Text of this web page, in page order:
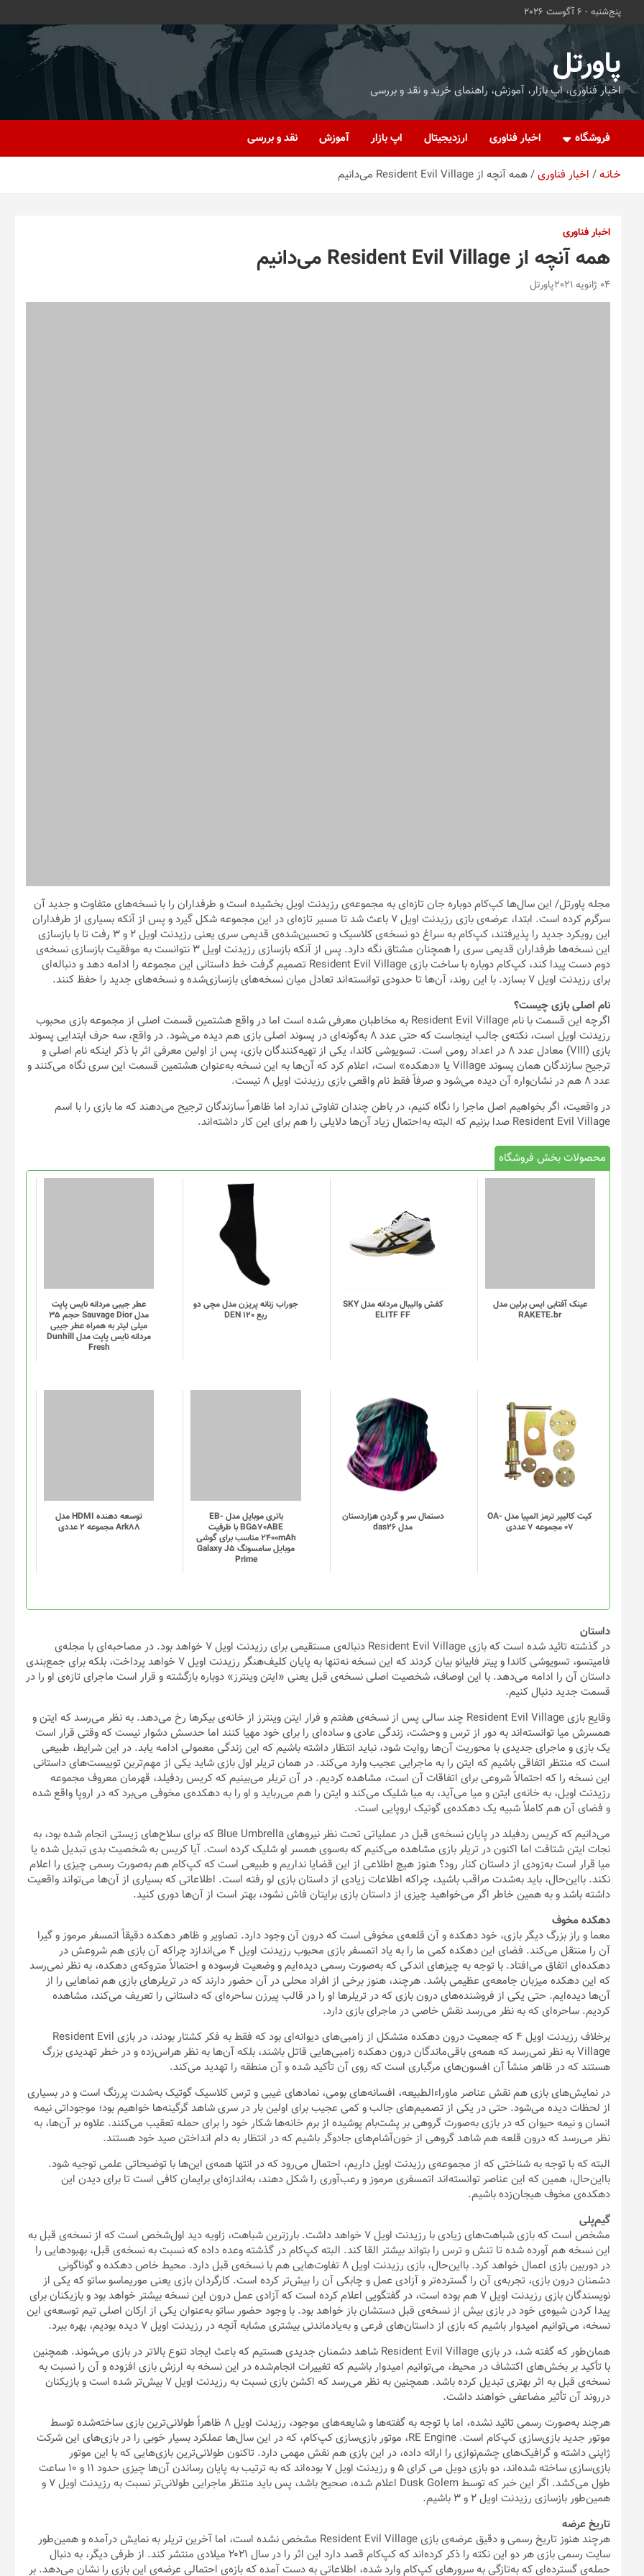
پنج‌شنبه - 6 آگوست 2026
پاورتل
اخبار فناوری، اپ بازار، آموزش، راهنمای خرید و نقد و بررسی
فروشگاه اخبار فناوری ارزدیجیتال اپ بازار آموزش نقد و بررسی
خـانـه اخبار فناوری همه آنچه از Resident Evil Village می‌دانیم
اخبار فناوری
همه آنچه از Resident Evil Village می‌دانیم
04 ژانویه 2021 پاورتل
Resident Evil Village صدا بزنیم که البته به‌احتمال زیاد آن‌ها دلایلی را هم برای این کار داشته‌اند.
محصولات بخش فروشگاه
عینک آفتابی ایس برلین مدل
RAKETE.br
کفش والیبال مردانه مدل SKY
ELITF FF
این
دارای
انواع
مختلفی
می
باشد.
گزینه
ها
ممکن
صفحه
جوراب زنانه پریزن مدل مچی دو
ربع DEN 120
این
دارای
انواع
مختلفی
می
باشد.
ها
ممکن
صفحه
محصول
انتخاب
شوند
میلی لیتر به همراه عطر جیبی
کیت کالیپر ترمز المپیا مدل OA-
دستمال سر و گردن هزاردستان
مدل das26
دارای
انواع
مختلفی
گزینه
ها
محصول
انتخاب
شوند
باتری موبایل مدل EB-
BG570ABE با ظرفیت
2400mAh مناسب برای گوشی
توسعه دهنده HDMI مدل
Ark88 مجموعه 2 عددی
داستان آن را ادامه می‌دهد. با این اوصاف، شخصیت اصلی نسخه‌ی قبل یعنی «ایتن وینترز» دوباره بازگشته و قرار است ماجرای تازه‌ی او را در
قسمت جدید دنبال کنیم.
وقایع بازی Resident Evil Village چند سالی پس از نسخه‌ی هفتم و فرار ایتن وینترز از خانه‌ی بیکرها رخ می‌دهد. به نظر می‌رسد که ایتن و
همسرش میا توانسته‌اند به دور از ترس و وحشت، زندگی عادی و ساده‌ای را برای خود مهیا کنند اما حدسش دشوار نیست که وقتی قرار است
یک بازی و ماجرای جدیدی با محوریت آن‌ها روایت شود، نباید انتظار داشته باشیم که این زندگی معمولی ادامه یابد. در این شرایط، طبیعی
است که منتظر اتفاقی باشیم که ایتن را به ماجرایی عجیب وارد می‌کند. در همان تریلر اول بازی شاید یکی از مهم‌ترین توییست‌های داستانی
این نسخه را که احتمالاً شروعی برای اتفاقات آن است، مشاهده کردیم. در آن تریلر می‌بینیم که کریس ردفیلد، قهرمان معروف مجموعه
نجات ایتن شتافت اما اکنون در تریلر بازی مشاهده می‌کنیم که به‌سوی همسر او شلیک کرده است. آیا کریس به شخصیت بدی تبدیل شده یا
میا قرار است به‌زودی از داستان کنار رود؟ هنوز هیچ اطلاعی از این قضایا نداریم و طبیعی است که کپ‌کام هم به‌صورت رسمی چیزی را اعلام
نکند. بااین‌حال، باید به‌شدت مراقب باشید، چراکه اطلاعات زیادی از داستان بازی لو رفته است. اطلاعاتی که بسیاری از آن‌ها می‌تواند واقعیت
داشته باشد و به همین خاطر اگر می‌خواهید چیزی از داستان بازی برایتان فاش نشود، بهتر است از آن‌ها دوری کنید.
معما و راز بزرگ دیگر بازی، خود دهکده و آن قلعه‌ی‌ مخوفی است که درون آن وجود دارد. تصاویر و ظاهر دهکده دقیقاً اتمسفر مرموز و گیرا
آن را منتقل می‌کند. فضای این دهکده کمی ما را به یاد اتمسفر بازی محبوب رزیدنت اویل ۴ می‌اندازد چراکه آن بازی هم شروعش در
دهکده‌ای اتفاق می‌افتاد. با توجه به چیزهای اندکی که به‌صورت رسمی دیده‌ایم و وضعیت فرسوده و احتمالاً متروکه‌ی دهکده، به‌ نظر نمی‌رسد
که این دهکده میزبان جامعه‌ی عظیمی باشد. هرچند، هنوز برخی از افراد محلی در آن حضور دارند که در تریلرهای بازی هم نماهایی را از
آن‌ها دیده‌ایم. حتی یکی از فروشنده‌های درون بازی که در تریلرها او را در قالب پیرزن ساحره‌ای که داستانی را تعریف می‌کند، مشاهده
کردیم. ساحره‌ای که به نظر می‌رسد نقش خاصی در ماجرای بازی دارد.
Village به نظر نمی‌رسد که همه‌ی باقی‌ماندگان درون دهکده زامبی‌هایی قاتل باشند، بلکه آن‌ها به نظر هراس‌زده و در خطر تهدیدی بزرگ
هستند که در ظاهر منشأ آن افسون‌های مرگباری است که روی آن تأکید شده و آن منطقه را تهدید می‌کند.
در نمایش‌های بازی هم نقش عناصر ماوراءالطبیعه، افسانه‌های بومی، نمادهای غیبی و ترس کلاسیک گوتیک به‌شدت پررنگ است و در بسیاری
از لحظات دیده می‌شود. حتی در یکی از تصمیم‌های جالب و کمی عجیب برای اولین بار در سری شاهد گرگینه‌ها خواهیم بود؛ موجوداتی نیمه
انسان و نیمه حیوان که در بازی به‌صورت گروهی بر پشت‌بام پوشیده از برم خانه‌ها شکار خود را برای حمله تعقیب می‌کنند. علاوه بر آن‌ها، به‌
نظر می‌رسد که درون قلعه هم شاهد گروهی از خون‌آشام‌های جادوگر باشیم که در انتظار به دام انداختن صید خود هستند.
البته که با توجه به شناختی که از مجموعه‌ی رزیدنت اویل داریم، احتمال می‌رود که در انتها ‌همه‌ی این‌ها با توضیحاتی علمی توجیه شود.
بااین‌حال، همین که این عناصر توانسته‌اند اتمسفری مرموز و رعب‌آوری را شکل دهند، به‌اندازه‌ای برایمان کافی است تا برای دیدن این
دهکده‌ی مخوف هیجان‌زده باشیم.
گیم‌پلی
این نسخه هم آورده شده تا تنش و ترس را بتواند بیشتر القا کند. البته کپ‌کام در گذشته وعده داده که نسبت به نسخه‌ی قبل، بهبودهایی را
در دوربین بازی اعمال خواهد کرد. بااین‌حال، بازی رزیدنت اویل ۸ تفاوت‌هایی هم با نسخه‌ی قبل دارد. محیط خاص دهکده و گوناگونی
دشمنان درون بازی، تجربه‌ی آن را گسترده‌تر و آزادی عمل و چابکی آن را بیش‌تر کرده است. کارگردان بازی یعنی موریماسو ساتو که یکی از
نویسندگان بازی رزیدنت اویل ۷ هم بوده است، در گفتگویی اعلام کرده است که آزادی عمل درون این نسخه بیشتر خواهد بود و بازیکنان برای
پیدا کردن شیوه‌ی خود در بازی بیش از نسخه‌ی قبل دستشان باز خواهد بود. با وجود حضور ساتو به‌عنوان یکی از ارکان اصلی تیم توسعه‌ی این
نسخه، می‌توانیم امیدوار باشیم که بازی از داستان‌های فرعی و به‌یادماندنی بیشتری مشابه آنچه در رزیدنت اویل ۷ دیده بودیم، بهره ببرد.
همان‌طور که گفته شد، در بازی Resident Evil Village شاهد دشمنان جدیدی هستیم که باعث ایجاد تنوع بالاتر در بازی می‌شوند. همچنین
نسخه‌ی قبل به اثر بهتری تبدیل کرده باشد. همچنین به نظر می‌رسد که اکشن بازی نسبت به رزیدنت اویل ۷ بیش‌تر شده است و بازیکنان
درروند آن تأثیر مضاعفی خواهند داشت.
ژاپنی داشته و گرافیک‌های چشم‌نوازی را ارائه داده، در این بازی هم نقش مهمی دارد. تاکنون طولانی‌ترین بازی‌هایی که با این موتور
بازی‌سازی ساخته‌ شده‌اند، دو بازی دویل می کرای ۵ و رزیدنت اویل ۷ بوده‌اند که به ترتیب به پایان رساندن آن‌ها چیزی حدود ۱۱ و ۱۰ ساعت
همین‌طور بازسازی رزیدنت اویل ۲ و ۳ باشیم.
تاریخ عرضه
هرچند هنوز تاریخ رسمی و دقیق عرضه‌ی بازی Resident Evil Village مشخص نشده است، اما آخرین تریلر به نمایش درآمده و همین‌طور
حمله‌ی گسترده‌ای که به‌تازگی به سرورهای کپ‌کام وارد شده، اطلاعاتی به دست آمده که بازه‌ی احتمالی عرضه‌ی این بازی را نشان می‌دهد. بر
اساس این اطلاعات، کپ‌کام قصد دارد جدیدترین نسخه‌ از مجموعه بازی رزیدنت اویل را در ماه آوریل ۲۰۲۱ منتشر کند. بااین‌حال، از آنجا که
کپ‌کام هنوز اطلاعات دقیقی درباره‌ی این موضوع منتشر نکرده، نمی‌توانیم مطمئن باشیم و همچنین این احتمال وجود دارد که برنامه‌های
آن‌ها با شرایط همه‌گیری کرونا تغییر کرده باشد.
پلتفرم‌های بازی
بازی Resident Evil Village تا به این لحظه فقط برای پلتفرم‌های پلی‌استیشن ۵، ایکس باکس سری ایکس/ اس و کامپیوتر معرفی شده
است. هنوز هیچ خبری از عرضه‌ی این بازی برای کنسول‌های نسل هشتم منتشر نشده اما سازندگان بازی در مصاحبه‌ای که مدتی پیش انجام
داده بودند، احتمال این قضیه را به‌صورت کامل رد نکردند. یعنی شاید در آینده شاهد معرفی نسخه‌ی پلی‌استیشن ۴ و ایکس باکس وان هم
باشیم، هرچند فعلاً احتمال‌ آن بالا نیست. بااین‌حال، فعلاً این بازی فقط برای کنسول‌های نسل بعد و کامپیوتر عرضه خواهد شد.
Village از واقعیت مجازی پشتیبانی خواهد کرد یا خیر. قطعاً پشتیبانی آن از این فناوری، می‌تواند جذابیت‌های خاص خودش را داشته باشد و
ترس بازی را به‌صورت ملموس‌تری منتقل کند.
برچسب‌ها:Resident Evil
,
Resident Evil Village
,رزیدنت اویل